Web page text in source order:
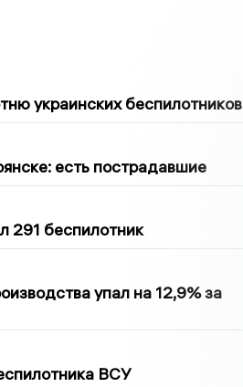
украинских беспилотников
есть пострадавшие
291 беспилотник
упал на 12,9% за
ВСУ